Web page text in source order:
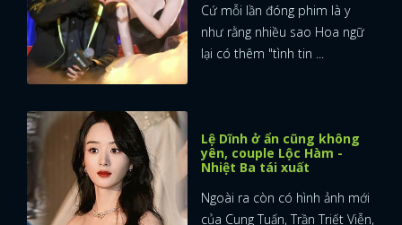
Cứ mỗi lần đóng phim là y
như rằng nhiều sao Hoa ngữ
lại có thêm "tình tin ...
Lệ Dĩnh ở ẩn cũng không
yên, couple Lộc Hàm -
Nhiệt Ba tái xuất
Ngoài ra còn có hình ảnh mới
của Cung Tuấn, Trần Triết Viễn,